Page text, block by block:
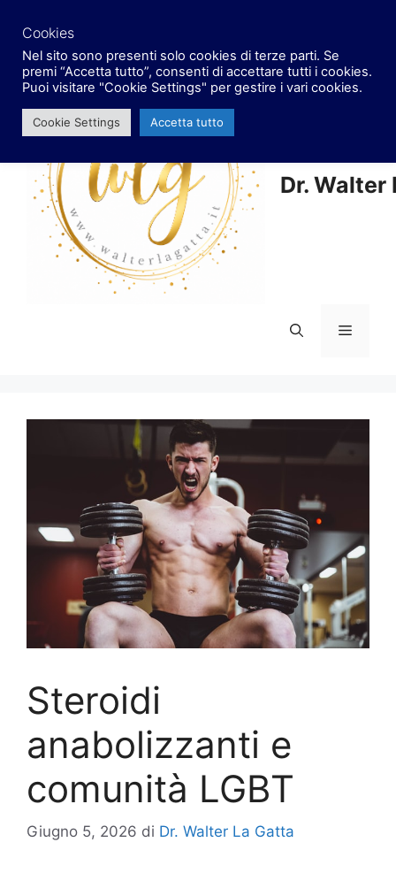
contenuto
Dr. Walter
Menu
Steroidi
anabolizzanti e
comunità LGBT
Giugno 5, 2026 di Dr. Walter La Gatta
Cookies
Nel sito sono presenti solo cookies di terze parti. Se
premi “Accetta tutto”, consenti di accettare tutti i cookies.
Puoi visitare "Cookie Settings" per gestire i vari cookies.
Cookie Settings Accetta tutto